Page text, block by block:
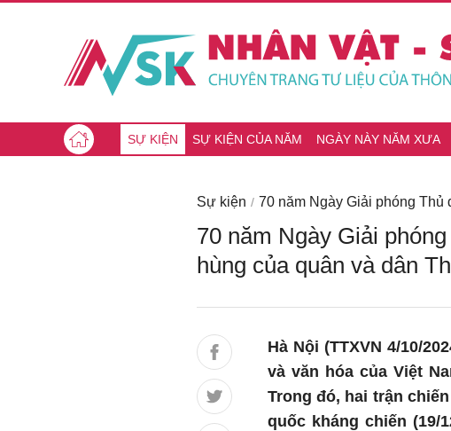
SỰ KIỆN SỰ KIỆN CỦA NĂM NGÀY NÀY NĂM XƯA
Sự kiện 70 năm Ngày Giải phóng
70 năm Ngày Giải
hùng của quân và dân
Hà Nội (TTXVN 4/10/
và văn hóa của Việt
Trong đó, hai trận
quốc kháng chiến (19/